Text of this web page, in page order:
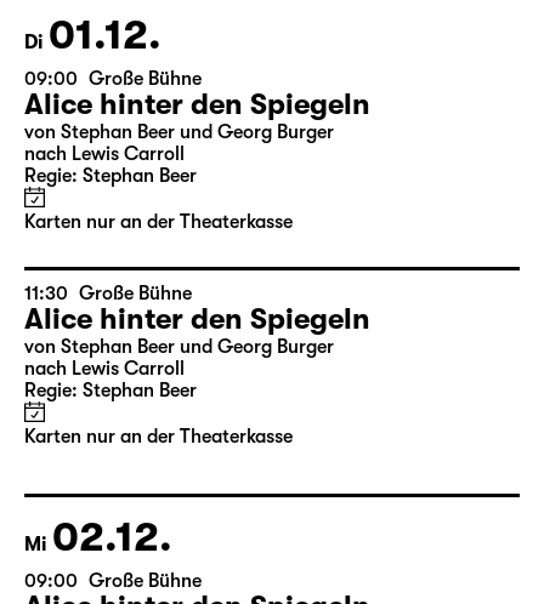
Der vollständige Spielplan wird bis zum 5.
des Vormonats veröffentlicht.
Di 01.12.
09:00 Große Bühne
Alice hinter den Spiegeln
von Stephan Beer und Georg Burger
Regie: Stephan Beer
Karten nur an der Theaterkasse
11:30 Große Bühne
Alice hinter den Spiegeln
von Stephan Beer und Georg Burger
Karten nur an der Theaterkasse